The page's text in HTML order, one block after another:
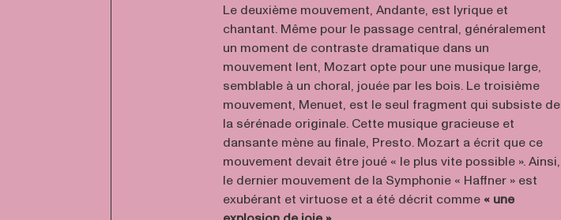
Le deuxième mouvement, Andante, est lyrique et
chantant. Même pour le passage central, généralement
un moment de contraste dramatique dans un
mouvement lent, Mozart opte pour une musique large,
semblable à un choral, jouée par les bois. Le troisième
mouvement, Menuet, est le seul fragment qui subsiste de
la sérénade originale. Cette musique gracieuse et
dansante mène au finale, Presto. Mozart a écrit que ce
mouvement devait être joué « le plus vite possible ». Ainsi,
le dernier mouvement de la Symphonie « Haffner » est
exubérant et virtuose et a été décrit comme « une